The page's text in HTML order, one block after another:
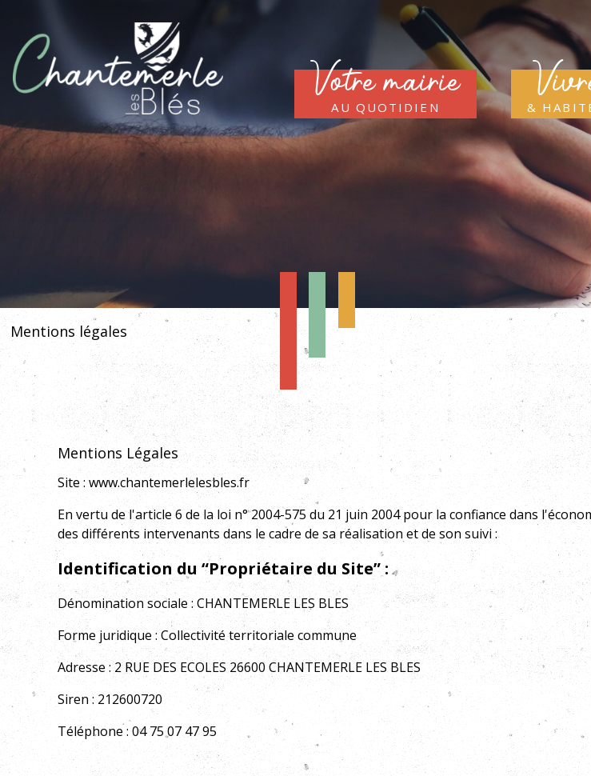
Votre mairie
au quotidien &
Mentions légales
Mentions Légales
Site : www.chantemerlelesbles.fr
En vertu del'article 6 de la loi n° 2004-575 du 21 juin 2004pour la confiance dans
des différents intervenants dans le cadre de sa réalisation et de son suivi :
Identification du “Propriétaire du Site” :
Dénomination sociale :CHANTEMERLE LES BLES
Forme juridique : Collectivité territoriale commune
Adresse :2 RUE DES ECOLES 26600 CHANTEMERLE LES BLES
Siren : 212600720
Téléphone : 04 75 07 47 95